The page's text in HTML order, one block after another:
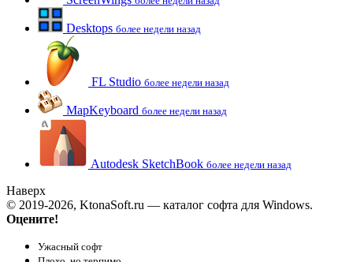
Desktops более недели назад
FL Studio более недели назад
MapKeyboard более недели назад
Autodesk SketchBook более недели назад
Наверх
© 2019-2026, KtonaSoft.ru — каталог софта для Windows.
Оцените!
Ужасный софт